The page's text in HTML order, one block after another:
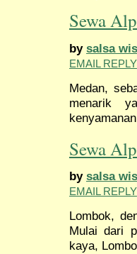
Sewa
by salsa
EMAIL REPLY
Medan,
menarik
Sewa
by salsa
EMAIL REPLY
Lombok,
Mulai dari
kaya,